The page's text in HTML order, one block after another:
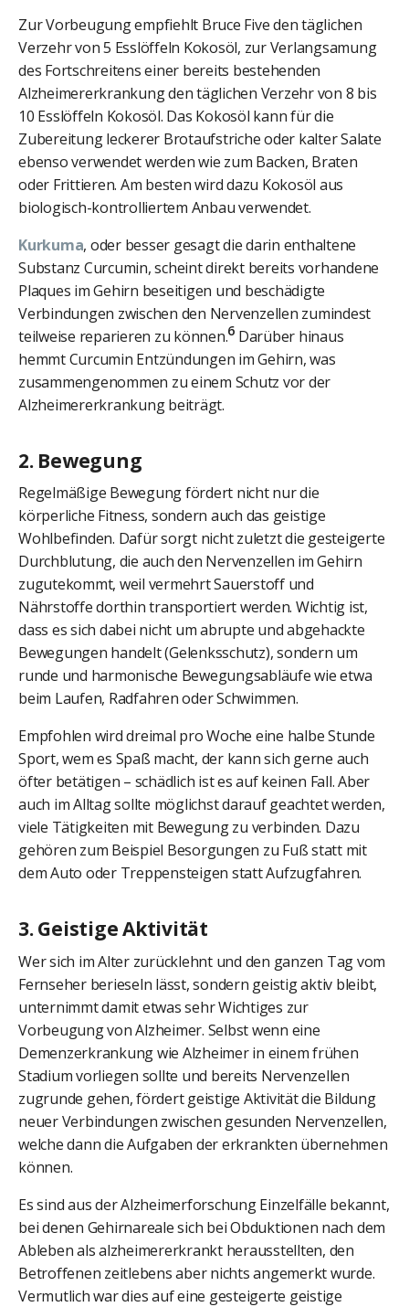
Zur Vorbeugung empfiehlt Bruce Five den täglichen
Verzehr von 5 Esslöffeln Kokosöl, zur Verlangsamung
des Fortschreitens einer bereits bestehenden
Alzheimererkrankung den täglichen Verzehr von 8 bis
10 Esslöffeln Kokosöl. Das Kokosöl kann für die
Zubereitung leckerer Brotaufstriche oder kalter Salate
ebenso verwendet werden wie zum Backen, Braten
oder Frittieren. Am besten wird dazu Kokosöl aus
biologisch-kontrolliertem Anbau verwendet.
Kurkuma, oder besser gesagt die darin enthaltene
Substanz Curcumin, scheint direkt bereits vorhandene
Plaques im Gehirn beseitigen und beschädigte
Verbindungen zwischen den Nervenzellen zumindest
teilweise reparieren zu können.6 Darüber hinaus
hemmt Curcumin Entzündungen im Gehirn, was
zusammengenommen zu einem Schutz vor der
Alzheimererkrankung beiträgt.
2. Bewegung
Regelmäßige Bewegung fördert nicht nur die
körperliche Fitness, sondern auch das geistige
Wohlbefinden. Dafür sorgt nicht zuletzt die gesteigerte
Durchblutung, die auch den Nervenzellen im Gehirn
zugutekommt, weil vermehrt Sauerstoff und
Nährstoffe dorthin transportiert werden. Wichtig ist,
dass es sich dabei nicht um abrupte und abgehackte
Bewegungen handelt (Gelenksschutz), sondern um
runde und harmonische Bewegungsabläufe wie etwa
beim Laufen, Radfahren oder Schwimmen.
Empfohlen wird dreimal pro Woche eine halbe Stunde
Sport, wem es Spaß macht, der kann sich gerne auch
öfter betätigen – schädlich ist es auf keinen Fall. Aber
auch im Alltag sollte möglichst darauf geachtet werden,
viele Tätigkeiten mit Bewegung zu verbinden. Dazu
gehören zum Beispiel Besorgungen zu Fuß statt mit
dem Auto oder Treppensteigen statt Aufzugfahren.
3. Geistige Aktivität
Wer sich im Alter zurücklehnt und den ganzen Tag vom
Fernseher berieseln lässt, sondern geistig aktiv bleibt,
unternimmt damit etwas sehr Wichtiges zur
Vorbeugung von Alzheimer. Selbst wenn eine
Demenzerkrankung wie Alzheimer in einem frühen
Stadium vorliegen sollte und bereits Nervenzellen
zugrunde gehen, fördert geistige Aktivität die Bildung
neuer Verbindungen zwischen gesunden Nervenzellen,
welche dann die Aufgaben der erkrankten übernehmen
können.
Es sind aus der Alzheimerforschung Einzelfälle bekannt,
bei denen Gehirnareale sich bei Obduktionen nach dem
Ableben als alzheimererkrankt herausstellten, den
Betroffenen zeitlebens aber nichts angemerkt wurde.
Vermutlich war dies auf eine gesteigerte geistige